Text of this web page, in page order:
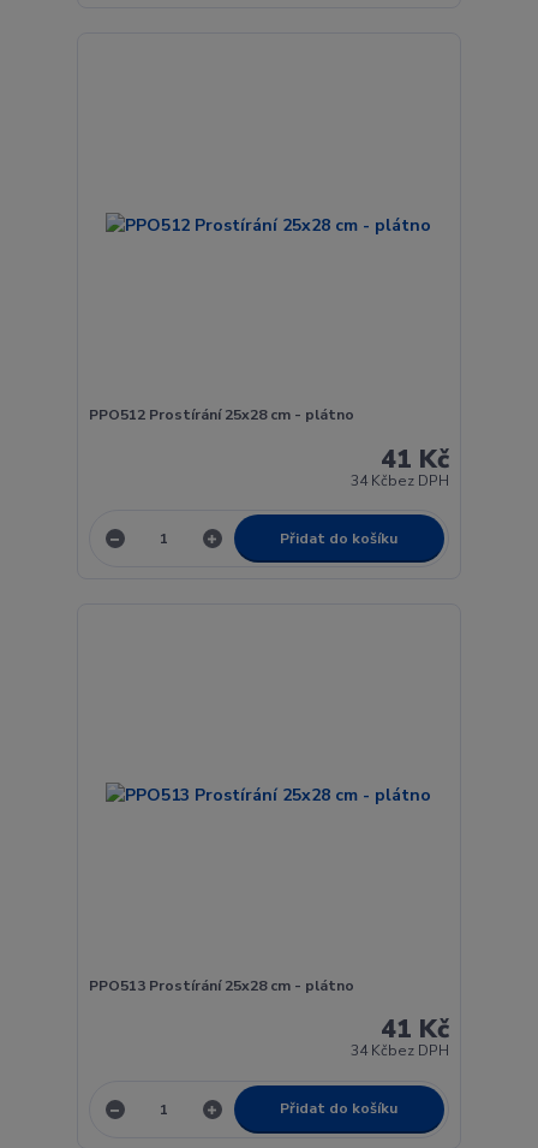
PPO512 Prostírání 25x28 cm - plátno
41 Kč
34 Kčbez DPH
Přidat do košíku
PPO513 Prostírání 25x28 cm - plátno
41 Kč
34 Kčbez DPH
Přidat do košíku